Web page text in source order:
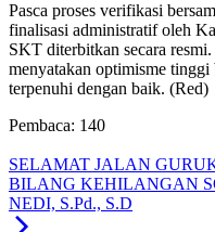
Pasca proses verifikasi
finalisasi administratif oleh
SKT diterbitkan secara
menyatakan optimisme tinggi
terpenuhi dengan baik. (Red)
Pembaca: 140
SELAMAT JALAN
BILANG KEHILANGAN
NEDI, S.Pd., S.D